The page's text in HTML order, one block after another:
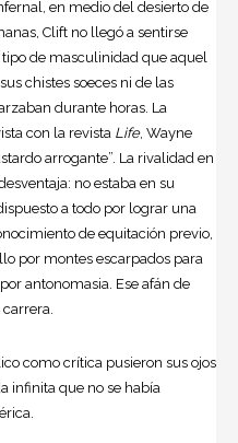
en medio del desierto de
Clift no llegó a sentirse
de masculinidad que aquel
chistes soeces ni de las
durante horas. La
con la revista Life, Wayne
arrogante”. La rivalidad en
no estaba en su
a todo por lograr una
de equitación previo,
por montes escarpados para
antonomasia. Ese afán de
como crítica pusieron sus ojos
infinita que no se había